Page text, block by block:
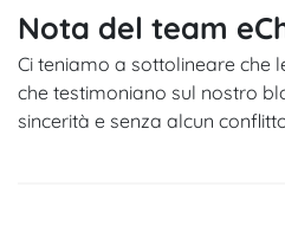
Nota del team
Ci teniamo a sottolineare che
che testimoniano sul nostro
sincerità e senza alcun